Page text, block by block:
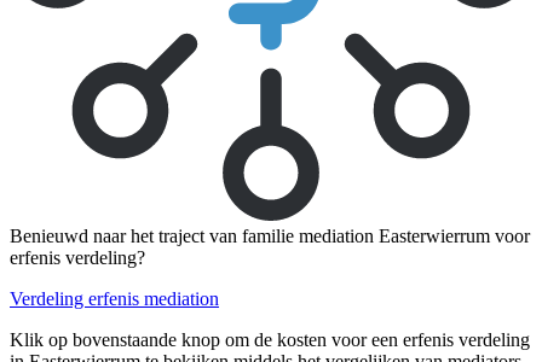
Benieuwd naar het traject van familie mediation Easterwierrum voor
erfenis verdeling?
Verdeling erfenis mediation
Klik op bovenstaande knop om de kosten voor een erfenis verdeling